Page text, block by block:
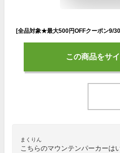
この商品をサ
まくりん
こちらのマウンテンパーカーは